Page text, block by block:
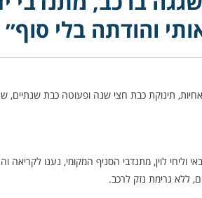
והודתה בלי סוף״
אודות שתי אחיות, תינוקת כבת חצי שנה ופעוטה כבת
לוין, מתנדבי הסניף המקומי, נענו לקריאה
ללא גרימת נזק לרכב.